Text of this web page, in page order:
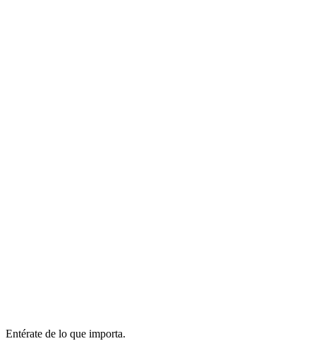
Entérate de lo que importa.